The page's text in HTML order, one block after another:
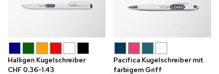
Halligen Kugelschreiber
CHF 0.36-1.43
Pacifica Kugelschreiber mit
farbigem Griff